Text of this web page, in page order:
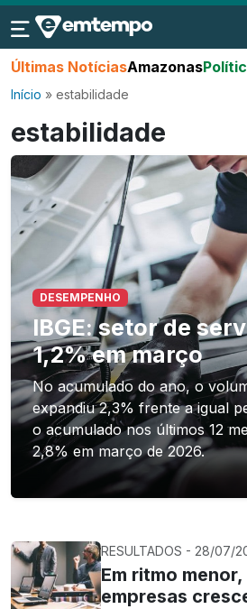
Últimas NotíciasAmazonas
Início » estabilidade
estabilidade
DESEMPENHO
IBGE: setor de
1,2% em março
No acumulado do ano, o
expandiu 2,3% frente a igual
o acumulado nos últimos 12
2,8% em março de 2026.
RESULTADOS - 28/07/
Em ritmo
empresas